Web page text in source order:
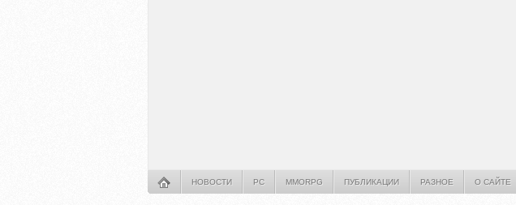
НОВОСТИ PC MMORPG ПУБЛИКАЦИИ РАЗНОЕ О САЙТЕ